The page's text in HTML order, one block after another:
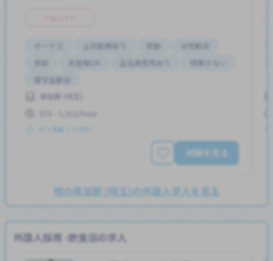
土日勤務有り 夜勤
女性歓迎
昇給
未経験OK 正社員登用あり
残業少ない
留学生歓迎
草加駅 (埼玉)
970 - 1,312/hour
求人掲載 ３ヶ月前〜
詳細を見る
他の草加駅 (埼玉)の外国人求人を見る
外国人採用 -飲食店の求人